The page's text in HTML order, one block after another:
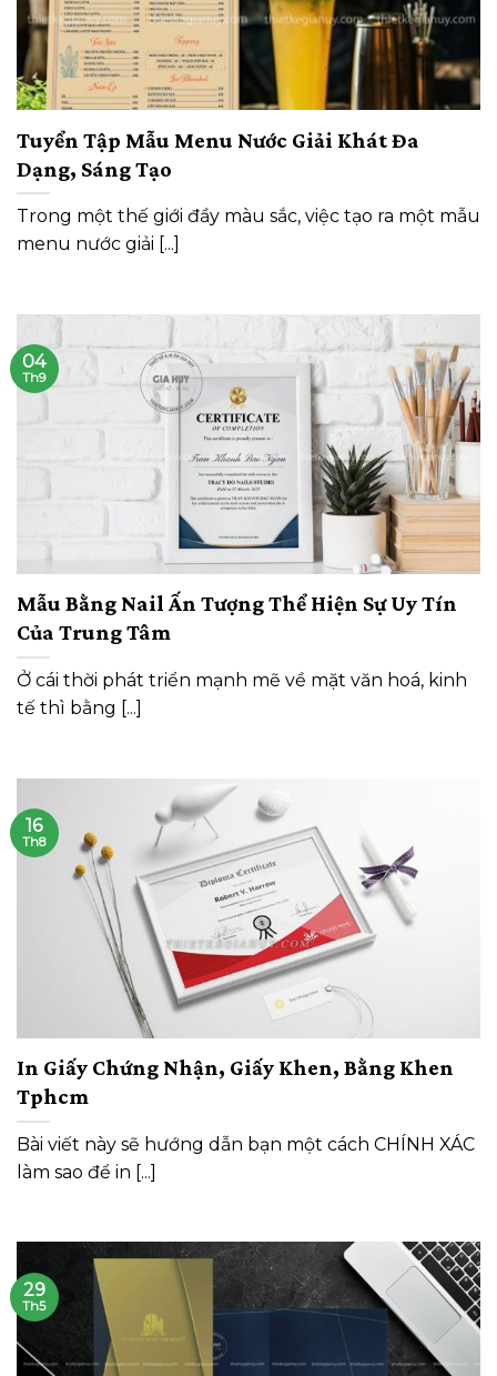
Tuyển Tập Mẫu Menu Nước Giải Khát Đa
Dạng, Sáng Tạo
Trong một thế giới đầy màu sắc, việc tạo ra một mẫu
menu nước giải [...]
Mẫu Bằng Nail Ấn Tượng Thể Hiện Sự Uy Tín
Của Trung Tâm
Ở cái thời phát triển mạnh mẽ về mặt văn hoá, kinh
tế thì bằng [...]
04
Th9
In Giấy Chứng Nhận, Giấy Khen, Bằng Khen
Tphcm
Bài viết này sẽ hướng dẫn bạn một cách CHÍNH XÁC
làm sao để in [...]
16
Th8
29
Th5